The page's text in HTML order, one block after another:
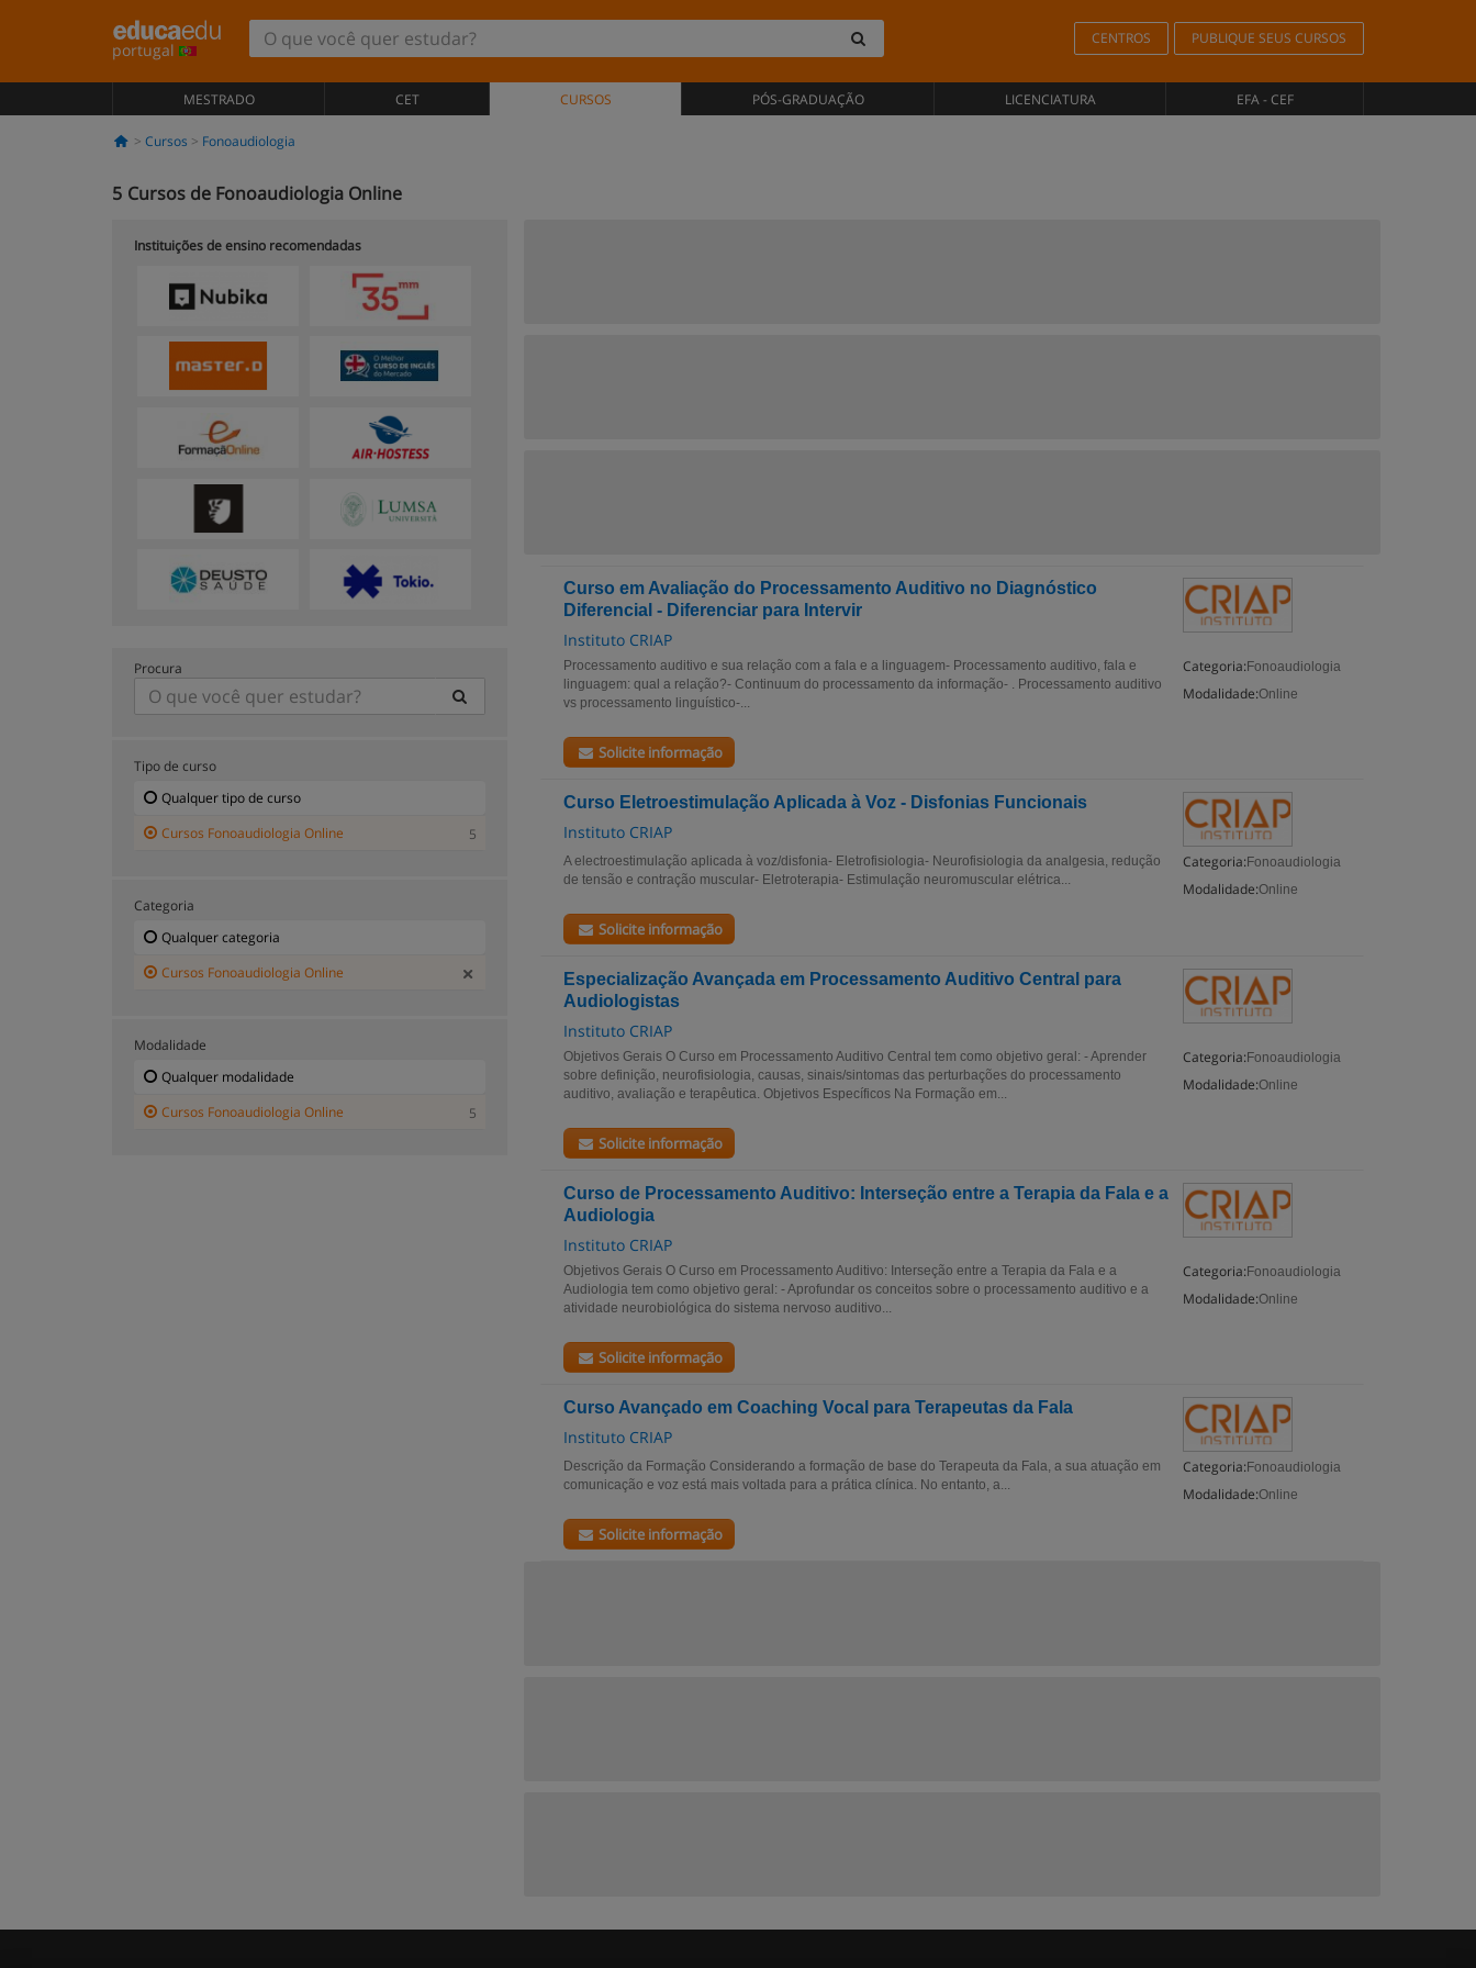
portugal
CENTROS PUBLIQUE SEUS CURSOS
MESTRADO CET CURSOS PÓS-GRADUAÇÃO LICENCIATURA EFA - CEF
Cursos Fonoaudiologia
5 Cursos de Fonoaudiologia Online
Curso em Avaliação do Processamento Auditivo no Diagnóstico
Diferencial - Diferenciar para Intervir
Instituto CRIAP
Categoria: Fonoaudiologia
Modalidade:Online
Processamento auditivo e sua relação com a fala e a linguagem- Processamento auditivo, fala e
linguagem: qual a relação?- Continuum do processamento da informação- . Processamento auditivo
vs processamento linguístico-...
Solicite informação
Curso Eletroestimulação Aplicada à Voz - Disfonias Funcionais
Instituto CRIAP
Categoria: Fonoaudiologia
Modalidade:Online
A electroestimulação aplicada à voz/disfonia- Eletrofisiologia- Neurofisiologia da analgesia, redução
de tensão e contração muscular- Eletroterapia- Estimulação neuromuscular elétrica...
Solicite informação
Especialização Avançada em Processamento Auditivo Central para
Audiologistas
Instituto CRIAP
Categoria: Fonoaudiologia
Modalidade:Online
Objetivos Gerais O Curso em Processamento Auditivo Central tem como objetivo geral: - Aprender
sobre definição, neurofisiologia, causas, sinais/sintomas das perturbações do processamento
auditivo, avaliação e terapêutica. Objetivos Específicos Na Formação em...
Solicite informação
Curso de Processamento Auditivo: Interseção entre a Terapia da Fala e a
Audiologia
Instituto CRIAP
Categoria: Fonoaudiologia
Modalidade:Online
Objetivos Gerais O Curso em Processamento Auditivo: Interseção entre a Terapia da Fala e a
Audiologia tem como objetivo geral: - Aprofundar os conceitos sobre o processamento auditivo e a
atividade neurobiológica do sistema nervoso auditivo...
Solicite informação
Curso Avançado em Coaching Vocal para Terapeutas da Fala
Instituto CRIAP
Categoria: Fonoaudiologia
Modalidade:Online
Descrição da Formação Considerando a formação de base do Terapeuta da Fala, a sua atuação em
comunicação e voz está mais voltada para a prática clínica. No entanto, a...
Solicite informação
Instituições de ensino recomendadas
Procura
Tipo de curso
Qualquer tipo de curso
Cursos Fonoaudiologia Online
5
Categoria
Qualquer categoria
Cursos Fonoaudiologia Online
Modalidade
Qualquer modalidade
Cursos Fonoaudiologia Online
5